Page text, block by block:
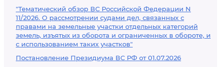
"Тематический обзор ВС Российской Федерации N
11/2026. О рассмотрении судами дел, связанных с
правами на земельные участки отдельных категорий
земель, изъятых из оборота и ограниченных в обороте, и
с использованием таких участков"
Постановление Президиума ВС РФ от 01.07.2026